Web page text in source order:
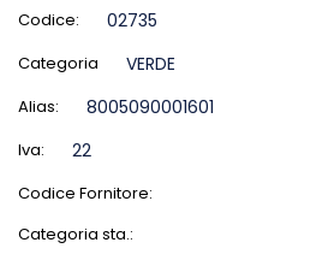
Codice: 02735
Categoria VERDE
Alias: 8005090001601
Iva: 22
Codice Fornitore:
Categoria sta.: